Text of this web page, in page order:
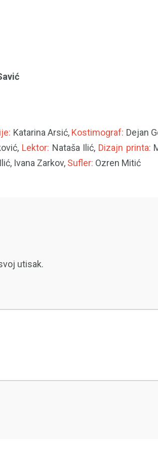
Katarina Arsić, Kostimograf: Dejan
Lektor: Nataša Ilić, Dizajn printa:
Ivana Zarkov, Sufler: Ozren Mitić
utisak.